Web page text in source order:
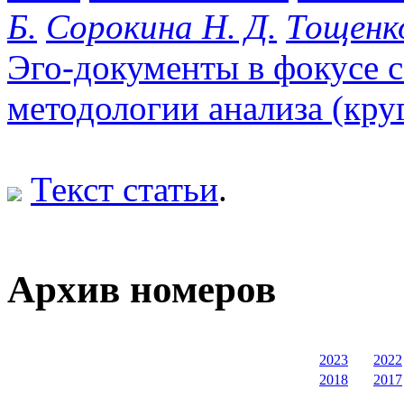
Б. Сорокина Н. Д.
Эго-документы в фокусе
методологии анализа
Текст статьи.
Архив номеров
2023
2022
2018
2017